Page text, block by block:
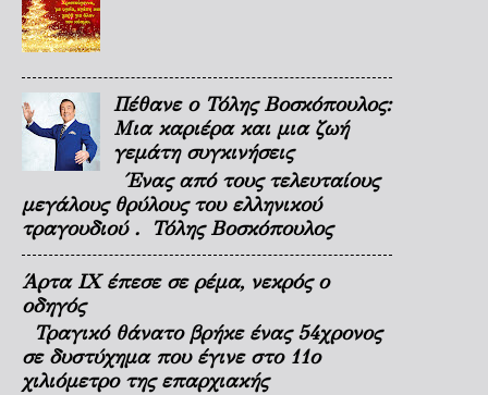
Πέθανε ο Τόλης Βοσκόπουλος:
Μια καριέρα και μια ζωή
γεμάτη συγκινήσεις
Ένας από τους τελευταίους
μεγάλους θρύλους του ελληνικού
τραγουδιού . Τόλης Βοσκόπουλος
Άρτα ΙΧ έπεσε σε ρέμα, νεκρός ο
οδηγός
Τραγικό θάνατο βρήκε ένας 54χρονος
σε δυστύχημα που έγινε στο 11ο
χιλιόμετρο της επαρχιακής